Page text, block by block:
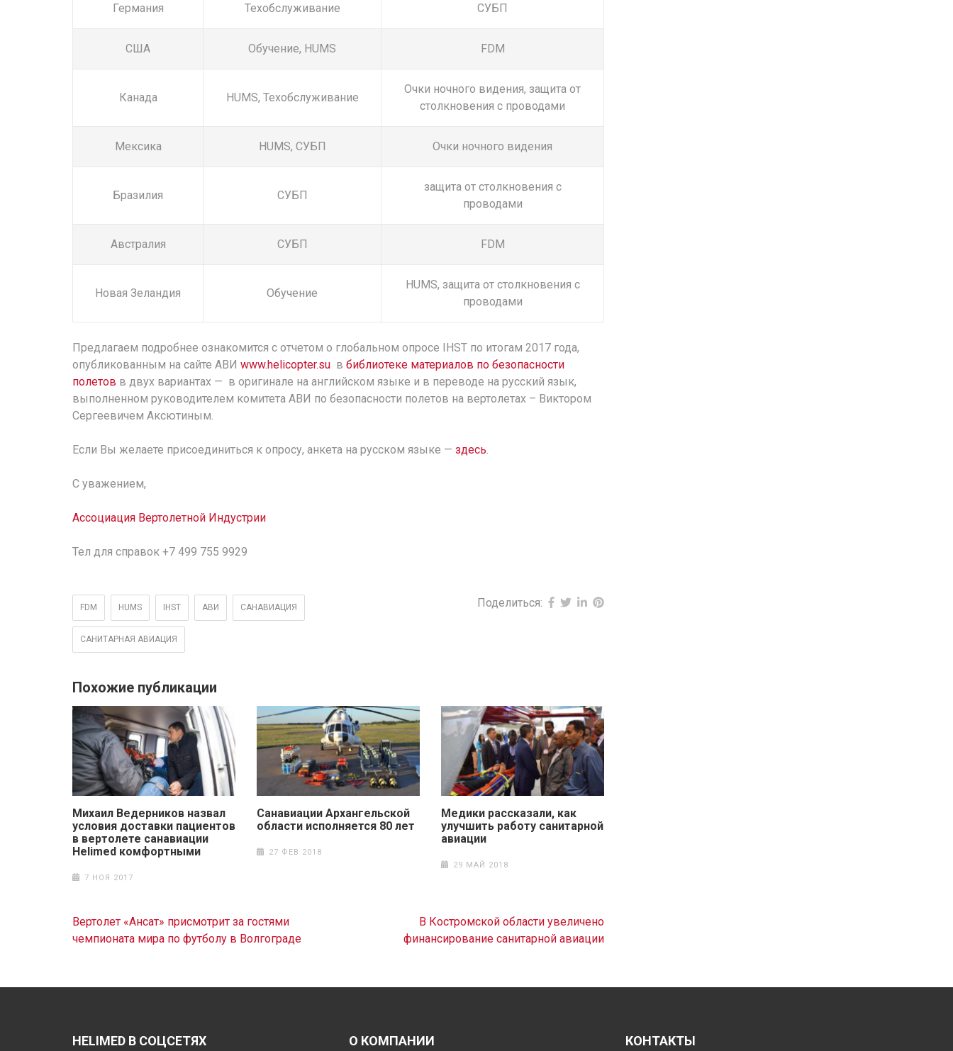
Германия Техобслуживание СУБП
США Обучение, HUMS FDM
Канада HUMS, Техобслуживание
Очки ночного видения, защита от
столкновения с проводами
Мексика HUMS, СУБП Очки ночного видения
Бразилия СУБП
защита от столкновения с
проводами
Австралия СУБП FDM
Новая Зеландия Обучение
HUMS, защита от столкновения с
проводами
Предлагаем подробнее ознакомится с отчетом о глобальном опросе IHST по итогам 2017 года,
опубликованным на сайте АВИ www.helicopter.su в библиотеке материалов по безопасности
полетов в двух вариантах — в оригинале на английском языке и в переводе на русский язык,
выполненном руководителем комитета АВИ по безопасности полетов на вертолетах – Виктором
Сергеевичем Аксютиным.
Если Вы желаете присоединиться к опросу, анкета на русском языке — здесь.
С уважением,
Ассоциация Вертолетной Индустрии
Тел для справок +7 499 755 9929
FDM HUMS IHST АВИ САНАВИАЦИЯ
САНИТАРНАЯ АВИАЦИЯ
Поделиться:
Похожие публикации
Михаил Ведерников назвал
условия доставки пациентов
в вертолете санавиации
Helimed комфортными
7 НОЯ 2017
Санавиации Архангельской
области исполняется 80 лет
27 ФЕВ 2018
Медики рассказали, как
улучшить работу санитарной
авиации
29 МАЙ 2018
Навигация
по
Вертолет «Ансат» присмотрит за гостями
чемпионата мира по футболу в Волгограде
В Костромской области увеличено
финансирование санитарной авиации
HELIMED В СОЦСЕТЯХ О КОМПАНИИ КОНТАКТЫ